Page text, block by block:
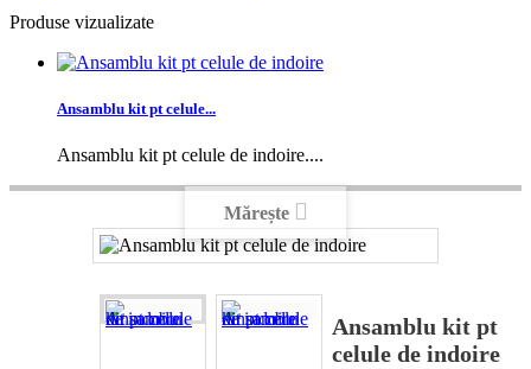
Produse vizualizate
Ansamblu kit pt celule...
Ansamblu kit pt celule de indoire....
Mărește
Ansamblu kit pt
celule de indoire